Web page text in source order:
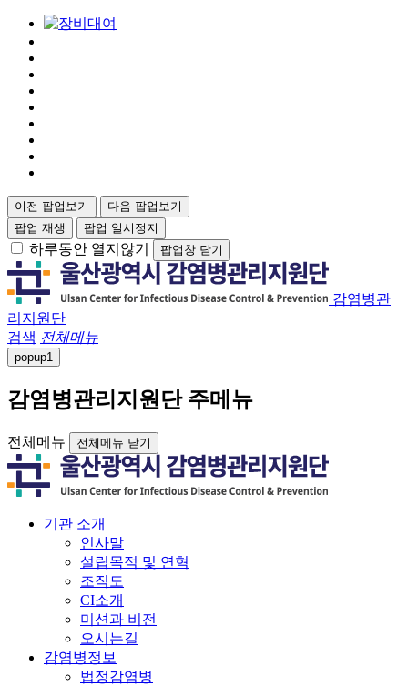
이전 팝업보기
다음 팝업보기
팝업 재생
팝업 일시정지
하루동안 열지않기 팝업창 닫기
감염병관
리지원단
검색 전체메뉴
popup1
감염병관리지원단 주메뉴
전체메뉴 전체메뉴 닫기
기관 소개
인사말
설립목적 및 연혁
조직도
CI소개
미션과 비전
오시는길
감염병정보
법정감염병